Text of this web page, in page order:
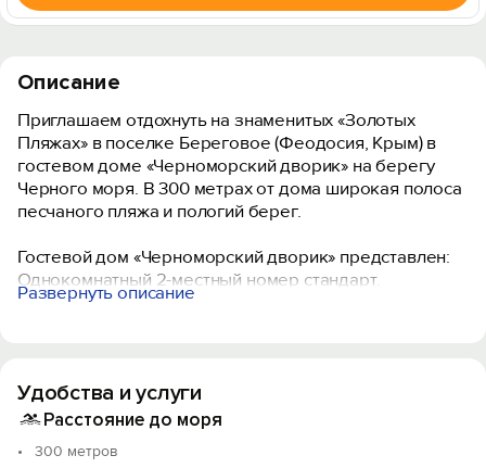
Описание
Приглашаем отдохнуть на знаменитых «Золотых
Пляжах» в поселке Береговое (Феодосия, Крым) в
гостевом доме «Черноморский дворик» на берегу
Черного моря. В 300 метрах от дома широкая полоса
песчаного пляжа и пологий берег.
Гостевой дом «Черноморский дворик» представлен:
Однокомнатный 2-местный номер стандарт.
Однокомнатный 3-местный номер стандарт.
двор. Отсутствие городского шума, золотой песок,
чистейшая вода, позволят Вам в полной мере
Развернуть описание
Удобства и услуги
Расстояние до моря
300 метров
Войти илиЗарегистрироваться